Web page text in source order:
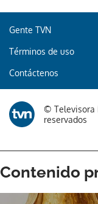
Gente TVN
Términos de uso
Contáctenos
© Televisora
reservados